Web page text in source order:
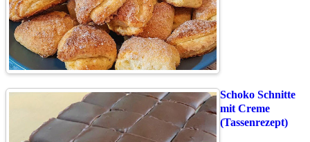
Schoko Schnitte
mit Creme
(Tassenrezept)